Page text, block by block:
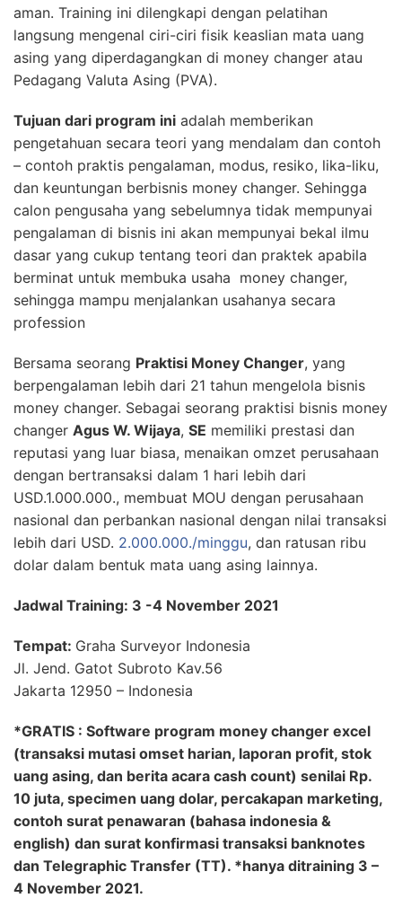
aman. Training ini dilengkapi dengan pelatihan
langsung mengenal ciri-ciri fisik keaslian mata uang
asing yang diperdagangkan di money changer atau
Pedagang Valuta Asing (PVA).
Tujuan dari program ini adalah memberikan
pengetahuan secara teori yang mendalam dan contoh
– contoh praktis pengalaman, modus, resiko, lika-liku,
dan keuntungan berbisnis money changer. Sehingga
calon pengusaha yang sebelumnya tidak mempunyai
pengalaman di bisnis ini akan mempunyai bekal ilmu
dasar yang cukup tentang teori dan praktek apabila
berminat untuk membuka usaha money changer,
sehingga mampu menjalankan usahanya secara
profession
Bersama seorang Praktisi Money Changer, yang
berpengalaman lebih dari 21 tahun mengelola bisnis
money changer. Sebagai seorang praktisi bisnis money
changer Agus W. Wijaya, SE memiliki prestasi dan
reputasi yang luar biasa, menaikan omzet perusahaan
dengan bertransaksi dalam 1 hari lebih dari
USD.1.000.000., membuat MOU dengan perusahaan
nasional dan perbankan nasional dengan nilai transaksi
lebih dari USD. 2.000.000./minggu, dan ratusan ribu
dolar dalam bentuk mata uang asing lainnya.
Jadwal Training: 3 -4 November 2021
Tempat: Graha Surveyor Indonesia
Jl. Jend. Gatot Subroto Kav.56
Jakarta 12950 – Indonesia
*GRATIS : Software program money changer excel
(transaksi mutasi omset harian, laporan profit, stok
uang asing, dan berita acara cash count) senilai Rp.
10 juta, specimen uang dolar, percakapan marketing,
contoh surat penawaran (bahasa indonesia &
english) dan surat konfirmasi transaksi banknotes
dan Telegraphic Transfer (TT). *hanya ditraining 3 –
4 November 2021.